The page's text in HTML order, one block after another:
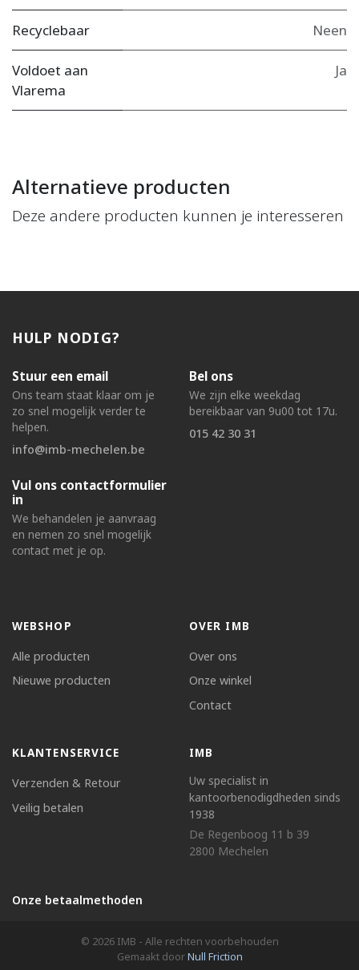
Recyclebaar Neen
Voldoet aan
Vlarema
Ja
Alternatieve producten
Deze andere producten kunnen je interesseren
HULP NODIG?
Stuur een email
Ons team staat klaar om je
zo snel mogelijk verder te
helpen.
info@imb-mechelen.be
Bel ons
We zijn elke weekdag
bereikbaar van 9u00 tot 17u.
015 42 30 31
Vul ons contactformulier
in
We behandelen je aanvraag
en nemen zo snel mogelijk
contact met je op.
WEBSHOP
Alle producten
Nieuwe producten
OVER IMB
Over ons
Onze winkel
Contact
KLANTENSERVICE
Verzenden & Retour
Veilig betalen
IMB
Uw specialist in
kantoorbenodigdheden sinds
1938
De Regenboog 11 b 39
2800 Mechelen
Onze betaalmethoden
© 2026 IMB - Alle rechten voorbehouden
Gemaakt doorNull Friction